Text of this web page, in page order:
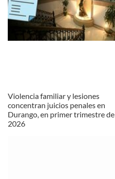
Violencia familiar y lesiones
concentran juicios penales en
Durango, en primer trimestre de
2026